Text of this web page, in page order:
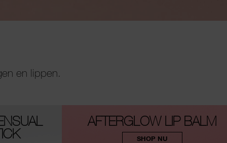
en lippen.
AFTERGLOW LIP BALM
SHOP NU